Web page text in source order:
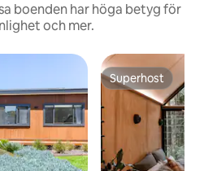
boenden har höga betyg för
och mer.
Superhost
Superhost